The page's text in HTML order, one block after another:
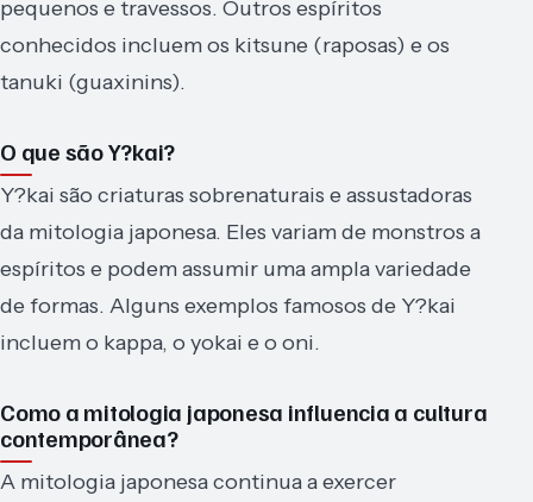
pequenos e travessos. Outros espíritos
conhecidos incluem os kitsune (raposas) e os
tanuki (guaxinins).
O que são Y?kai?
Y?kai são criaturas sobrenaturais e assustadoras
da mitologia japonesa. Eles variam de monstros a
espíritos e podem assumir uma ampla variedade
de formas. Alguns exemplos famosos de Y?kai
incluem o kappa, o yokai e o oni.
Como a mitologia japonesa influencia a cultura
contemporânea?
A mitologia japonesa continua a exercer